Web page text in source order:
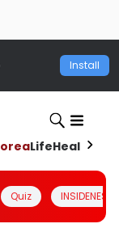
Install
LifeHealth
Quiz INSIDENESIA